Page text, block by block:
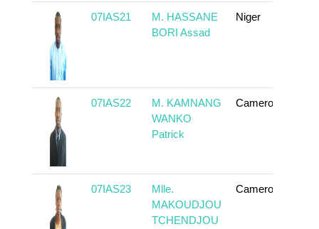
07IAS21
M. HASSANE
BORI Assad
Niger
07IAS22
M. KAMNANG
WANKO
Patrick
Cameroun
07IAS23
Mlle.
MAKOUDJOU
TCHENDJOU
Cameroun